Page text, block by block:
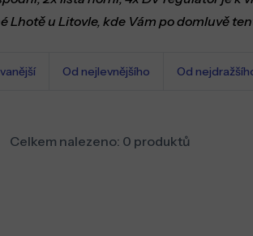
Lhotě u Litovle, kde Vám po domluvě
Od nejlevnějšího Od
Celkem nalezeno: 0 produktů